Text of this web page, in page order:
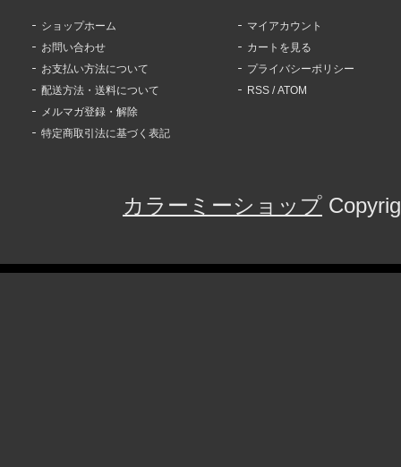
ショップホーム
お問い合わせ
お支払い方法について
配送方法・送料について
メルマガ登録・解除
特定商取引法に基づく表記
マイアカウント
カートを見る
プライバシーポリシー
RSS /ATOM
カラーミーショップ